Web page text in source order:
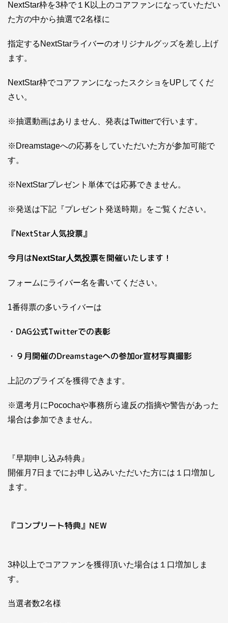
NextStar枠を3枠で１K以上のコアファンになっていただい
た方の中から抽選で2名様に
指定するNextStarライバーのオリジナルグッズを差し上げ
ます。
NextStar枠でコアファンになったスクショをUPしてくだ
さい。
※抽選動画はありません、発表はTwitterで行います。
※Dreamstageへの応募をしていただいた方が参加可能で
す。
※NextStarプレゼント単体では応募できません。
※発送は下記『プレゼント発送時期』をご覧ください。
『NextStar人気投票』
今月は NextStar人気投票を開催いたします！
フォームにライバー名を書いてください。
1番得票の多いライバーは
・DAG公式Twitterでの表彰
・９月開催のDreamstageへの参加or宣材写真撮影
上記のプライズを獲得できます。
※選考月にPocochaや事務所ら違反の指摘や警告があった
場合は参加できません。
『早期申し込み特典』
開催月7日までにお申し込みいただいた方には１口増加し
ます。
『コンプリート特典』NEW
3枠以上でコアファンを獲得頂いた場合は１口増加しま
す。
当選者数2名様